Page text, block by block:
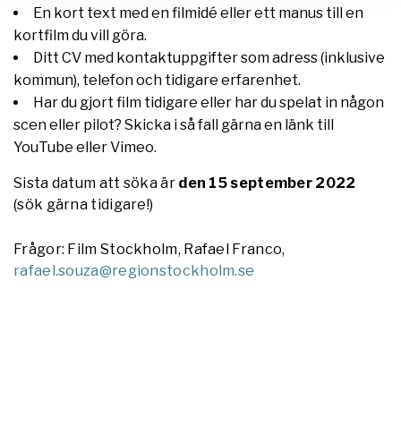
En kort text med en filmidé eller ett manus till en
kortfilm du vill göra.
Ditt CV med kontaktuppgifter som adress (inklusive
kommun), telefon och tidigare erfarenhet.
Har du gjort film tidigare eller har du spelat in någon
scen eller pilot? Skicka i så fall gärna en länk till
YouTube eller Vimeo.
Sista datum att söka är den 15 september 2022
(sök gärna tidigare!)
Frågor: Film Stockholm, Rafael Franco,
rafael.souza@regionstockholm.se